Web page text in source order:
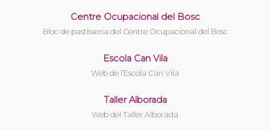
Centre Ocupacional del Bosc
Bloc de pastisseria del Centre Ocupacional del Bosc
Escola Can Vila
Web de l’Escola Can Vila
Taller Alborada
Web del Taller Alborada